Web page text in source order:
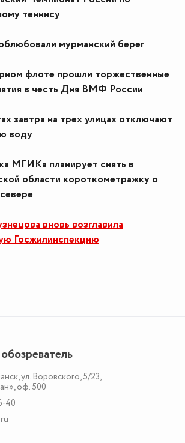
теннису
мурманский берег
флоте прошли торжественные
в честь Дня ВМФ России
завтра на трех улицах отключают
воду
МГИКа планирует снять в
области короткометражку о
вновь возглавила
Госжилинспекцию
,ул. Воровского, 5/23,
оф. 500
40